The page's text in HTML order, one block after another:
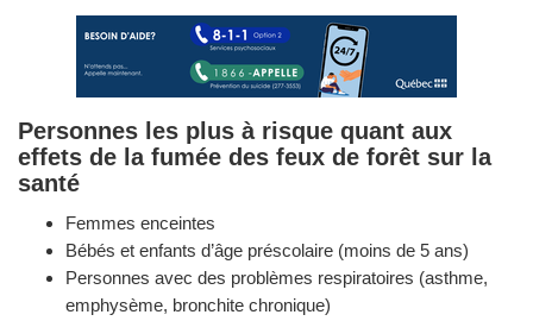
Personnes les plus à risque quant aux
effets de la fumée des feux de forêt sur la
santé
Femmes enceintes
Bébés et enfants d’âge préscolaire (moins de 5 ans)
Personnes avec des problèmes respiratoires (asthme,
emphysème, bronchite chronique)